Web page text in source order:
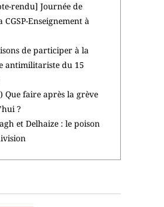
rendu] Journée de
CGSP-Enseignement à
de participer à la
antimilitariste du 15
Que faire après la grève
?
et Delhaize : le poison